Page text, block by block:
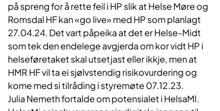
på spreng for å rette feil i HP slik at Helse Møre og
Romsdal HF kan «go live» med HP som planlagt
27.04.24. Det vart påpeika at det er Helse-Midt
som tek den endelege avgjerda om kor vidt HP i
helseføretaket skal utsetjast eller ikkje, men at
HMR HF vil ta ei sjølvstendig risikovurdering og
kome med si tilråding i styremøte 07.12.23.
Julia Nemeth fortalde om potensialet i HelsaMI.